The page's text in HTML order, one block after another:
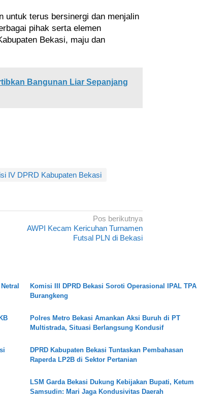
untuk terus bersinergi dan menjalin
pihak serta elemen
Bekasi, maju dan
Bangunan Liar Sepanjang
IV DPRD Kabupaten Bekasi
Pos berikutnya
AWPI Kecam Kericuhan Turnamen
Futsal PLN di Bekasi
Komisi III DPRD Bekasi Soroti Operasional IPAL TPA
Burangkeng
Polres Metro Bekasi Amankan Aksi Buruh di PT
Multistrada, Situasi Berlangsung Kondusif
DPRD Kabupaten Bekasi Tuntaskan Pembahasan
Raperda LP2B di Sektor Pertanian
LSM Garda Bekasi Dukung Kebijakan Bupati, Ketum
Samsudin: Mari Jaga Kondusivitas Daerah